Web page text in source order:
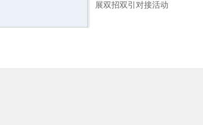
展双招双引对接活动